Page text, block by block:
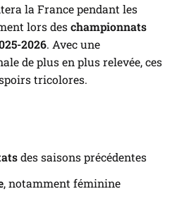
la France pendant les
lors deschampionnats
2026. Avec une
de plus en plus relevée, ces
tricolores.
des saisons précédentes
, notamment féminine